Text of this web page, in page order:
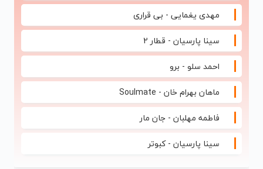
مهدی یغمایی - بی قراری
سینا پارسیان - قطار 2
احمد سلو - برو
ماهان بهرام خان - Soulmate
فاطمه مهلبان - جان مار
سینا پارسیان - کبوتر